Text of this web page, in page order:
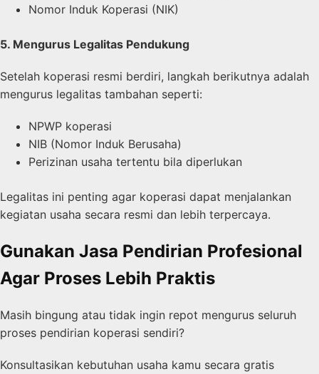
Nomor Induk Koperasi (NIK)
5. Mengurus Legalitas Pendukung
Setelah koperasi resmi berdiri, langkah berikutnya adalah
mengurus legalitas tambahan seperti:
NPWP koperasi
NIB (Nomor Induk Berusaha)
Perizinan usaha tertentu bila diperlukan
Legalitas ini penting agar koperasi dapat menjalankan
kegiatan usaha secara resmi dan lebih terpercaya.
Gunakan Jasa Pendirian Profesional
Agar Proses Lebih Praktis
Masih bingung atau tidak ingin repot mengurus seluruh
proses pendirian koperasi sendiri?
Konsultasikan kebutuhan usaha kamu secara gratis